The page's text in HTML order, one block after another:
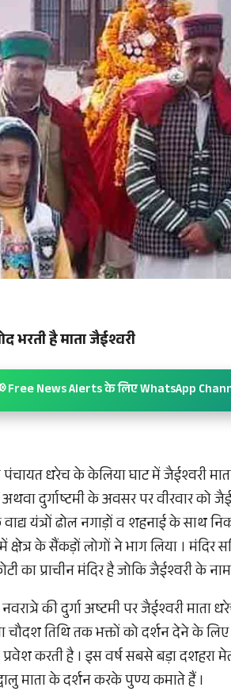
भरती है माता जैईश्वरी
Free News Alerts के लिए WhatsApp
पंचायत धरेच के केलिया घाट में जैईश्वरी
दुर्गाष्टमी के अवसर पर वीरवार को
वाद्य यंत्रों ढोल नगाड़ों व शहनाई के साथ
के सैंकड़ों लोगों ने भाग लिया । मंदिर
का प्राचीन मंदिर है जोकि जैईश्वरी के नाम
की दुर्गा अष्टमी पर जैईश्वरी माता
चौदश तिथि तक भक्तों को दर्शन देने के
करती है । इस वर्ष सबसे बड़ा दशहरा
माता के दर्शन करके पुण्य कमाते हैं ।